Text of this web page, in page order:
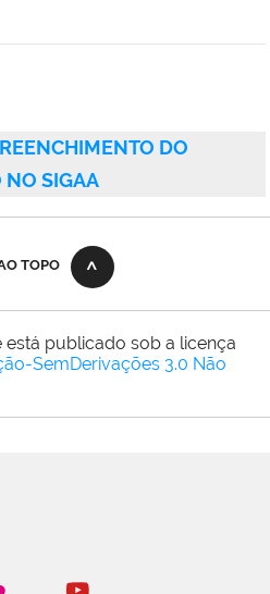
DO
NO SIGAA
TOPO
publicado sob a licença
SemDerivações 3.0 Não